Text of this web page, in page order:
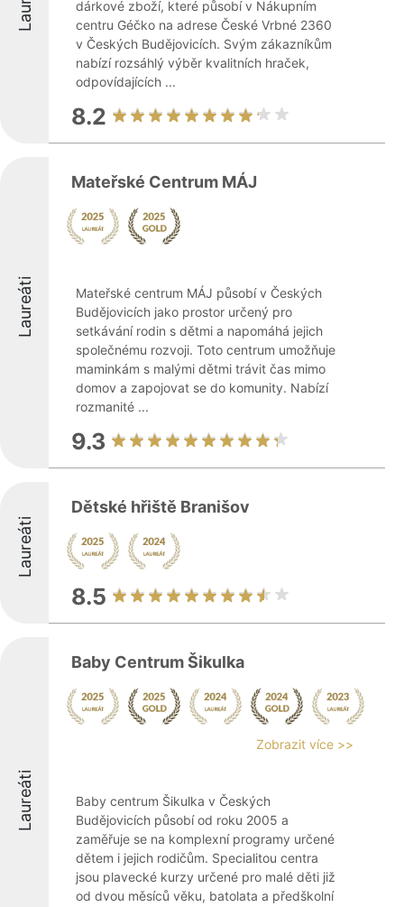
dárkové zboží, které působí v Nákupním
centru Géčko na adrese České Vrbné 2360
v Českých Budějovicích. Svým zákazníkům
nabízí rozsáhlý výběr kvalitních hraček,
odpovídajících ...
8.2
Laureáti
Mateřské Centrum MÁJ
Mateřské centrum MÁJ působí v Českých
Budějovicích jako prostor určený pro
setkávání rodin s dětmi a napomáhá jejich
společnému rozvoji. Toto centrum umožňuje
maminkám s malými dětmi trávit čas mimo
domov a zapojovat se do komunity. Nabízí
rozmanité ...
9.3
Laureáti
Dětské hřiště Branišov
8.5
Laureáti
Baby Centrum Šikulka
Zobrazit více >>
Baby centrum Šikulka v Českých
Budějovicích působí od roku 2005 a
zaměřuje se na komplexní programy určené
dětem i jejich rodičům. Specialitou centra
jsou plavecké kurzy určené pro malé děti již
od dvou měsíců věku, batolata a předškolní